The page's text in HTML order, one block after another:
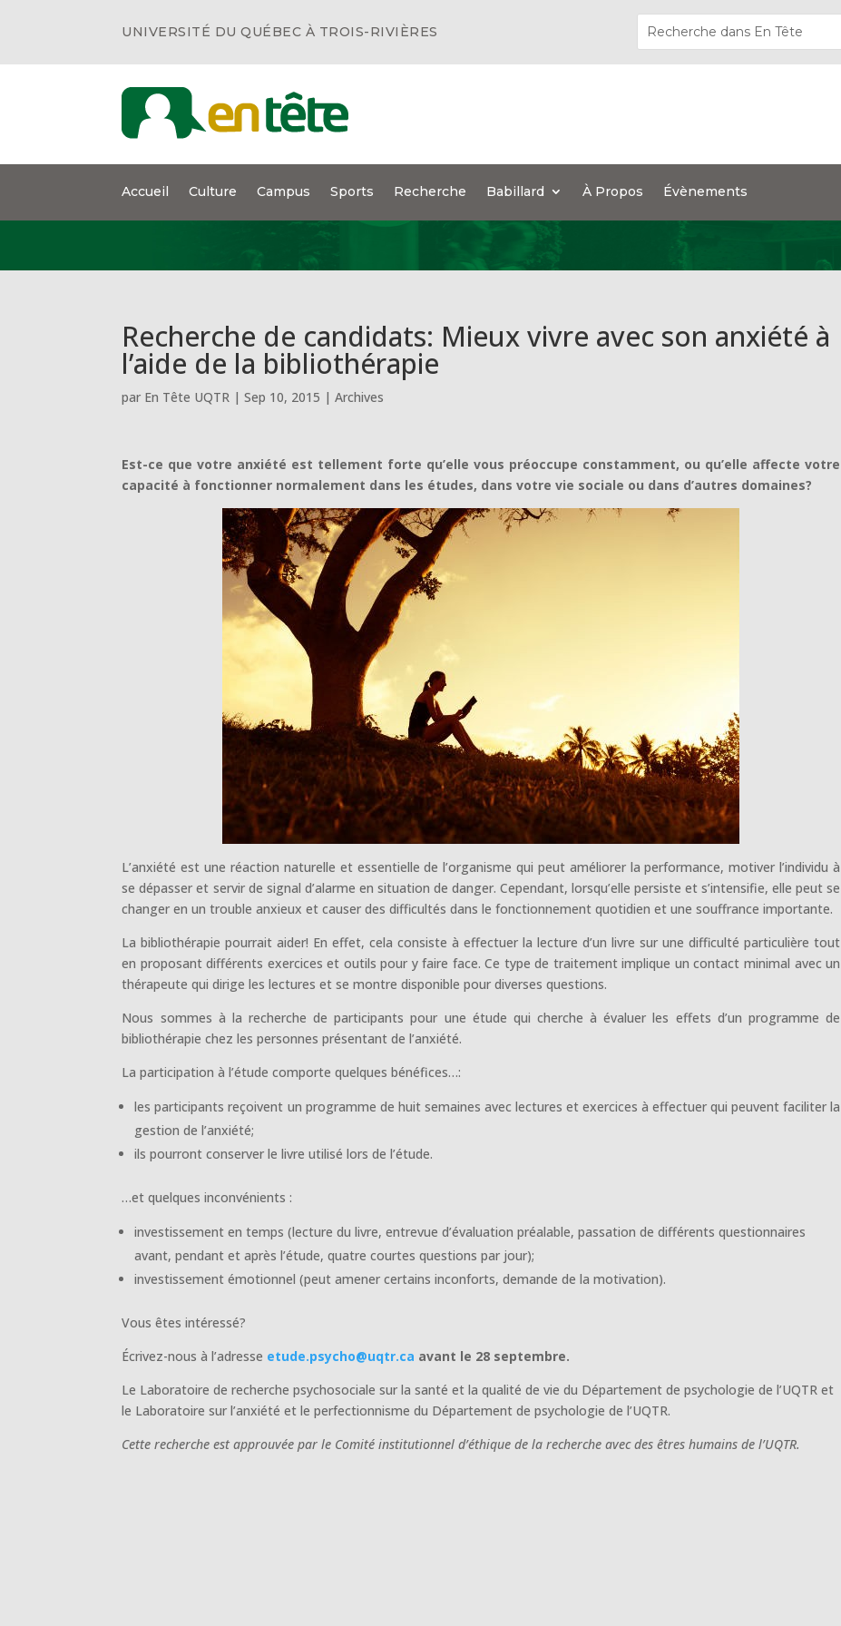
UNIVERSITÉ DU QUÉBEC À TROIS-RIVIÈRES
Accueil Culture Campus Sports Recherche Babillard À Propos Évènements
Recherche de candidats: Mieux vivre avec son anxiété à
l’aide de la bibliothérapie
par En Tête UQTR |Sep 10, 2015 |Archives
Est-ce que votre anxiété est tellement forte qu’elle vous préoccupe constamment, ou qu’elle affecte votre
capacité à fonctionner normalement dans les études, dans votre vie sociale ou dans d’autres domaines?
L’anxiété est une réaction naturelle et essentielle de l’organisme qui peut améliorer la performance, motiver l’individu à
se dépasser et servir de signal d’alarme en situation de danger. Cependant, lorsqu’elle persiste et s’intensifie, elle peut se
changer en un trouble anxieux et causer des difficultés dans le fonctionnement quotidien et une souffrance importante.
La bibliothérapie pourrait aider! En effet, cela consiste à effectuer la lecture d’un livre sur une difficulté particulière tout
en proposant différents exercices et outils pour y faire face. Ce type de traitement implique un contact minimal avec un
thérapeute qui dirige les lectures et se montre disponible pour diverses questions.
Nous sommes à la recherche de participants pour une étude qui cherche à évaluer les effets d’un programme de
bibliothérapie chez les personnes présentant de l’anxiété.
La participation à l’étude comporte quelques bénéfices…:
les participants reçoivent un programme de huit semaines avec lectures et exercices à effectuer qui peuvent faciliter la
gestion de l’anxiété;
ils pourront conserver le livre utilisé lors de l’étude.
…et quelques inconvénients :
investissement en temps (lecture du livre, entrevue d’évaluation préalable, passation de différents questionnaires
avant, pendant et après l’étude, quatre courtes questions par jour);
investissement émotionnel (peut amener certains inconforts, demande de la motivation).
Vous êtes intéressé?
Écrivez-nous à l’adresse etude.psycho@uqtr.ca avant le 28 septembre.
Le Laboratoire de recherche psychosociale sur la santé et la qualité de vie du Département de psychologie de l’UQTR et
le Laboratoire sur l’anxiété et le perfectionnisme du Département de psychologie de l’UQTR.
Cette recherche est approuvée par le Comité institutionnel d’éthique de la recherche avec des êtres humains de l’UQTR.